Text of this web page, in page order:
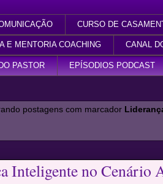
CURSO DE
E MENTORIA COACHING CANAL
PASTOR EPÍSODIOS PODCAST
postagens com marcador
Inteligente no Cenário